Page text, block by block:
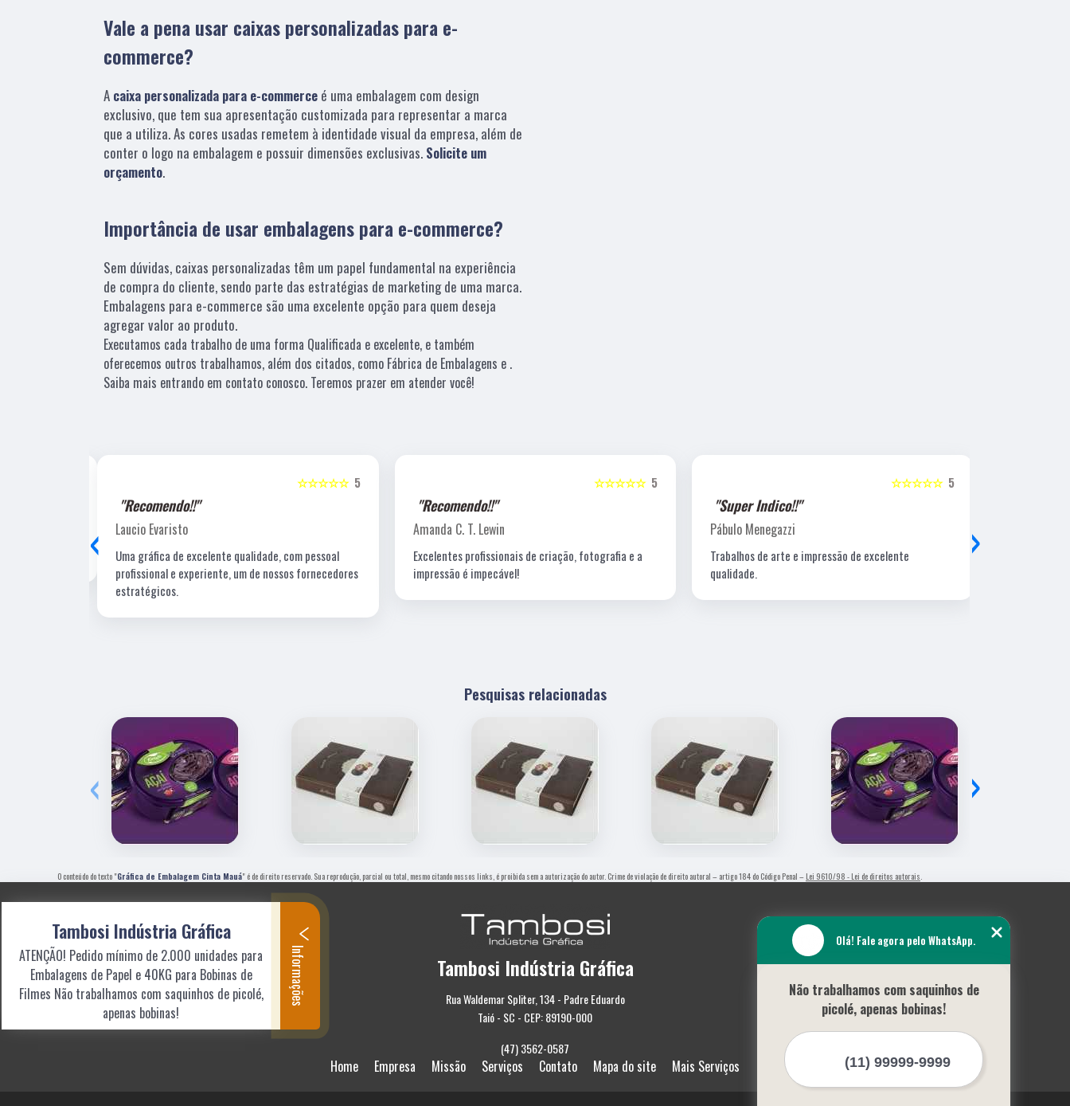
Vale a pena usar caixas personalizadas para e-
commerce?
A caixa personalizada para e-commerce é uma embalagem com design
exclusivo, que tem sua apresentação customizada para representar a marca
que a utiliza. As cores usadas remetem à identidade visual da empresa, além de
conter o logo na embalagem e possuir dimensões exclusivas. Solicite um
orçamento.
Importância de usar embalagens para e-commerce?
Sem dúvidas, caixas personalizadas têm um papel fundamental na experiência
de compra do cliente, sendo parte das estratégias de marketing de uma marca.
Embalagens para e-commerce são uma excelente opção para quem deseja
agregar valor ao produto.
Executamos cada trabalho de uma forma Qualificada e excelente, e também
oferecemos outros trabalhamos, além dos citados, como Fábrica de Embalagens e .
Saiba mais entrando em contato conosco. Teremos prazer em atender você!
5
☆☆☆☆☆
"Recomendo!!"
Laucio Evaristo
Uma gráfica de excelente qualidade, com pessoal
profissional e experiente, um de nossos fornecedores
estratégicos.
5
☆☆☆☆☆
"Recomendo!!"
Amanda C. T. Lewin
Excelentes profissionais de criação, fotografia e a
impressão é impecável!
5
☆☆☆☆☆
"Super Indico!!"
Pábulo Menegazzi
Trabalhos de arte e impressão de excelente
qualidade.
‹ ›
Pesquisas relacionadas
‹ ›
O conteúdo do texto "Gráfica de Embalagem Cinta Mauá" é de direito reservado. Sua reprodução, parcial ou total, mesmo citando nossos links, é proibida sem a autorização do autor. Crime de violação de direito autoral – artigo 184 do Código Penal – Lei 9610/98 - Lei de direitos autorais
Tambosi Indústria Gráfica
Rua Waldemar Spliter, 134 - Padre Eduardo
Taió - SC - CEP: 89190-000
(47) 3562-0587
Home Empresa Missão Serviços Contato Mapa do site Mais Serviços
Olá! Fale agora pelo WhatsApp.
Não trabalhamos com saquinhos de
picolé, apenas bobinas!
Tambosi Indústria Gráfica
ATENÇÃO! Pedido mínimo de 2.000 unidades para
Embalagens de Papel e 40KG para Bobinas de
Filmes Não trabalhamos com saquinhos de picolé,
apenas bobinas!
Informações